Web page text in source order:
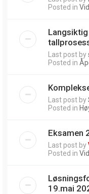
Posted in
Last post by
Posted in
Last post by
Posted in
Eksamen
Last post by
Posted in
19.mai